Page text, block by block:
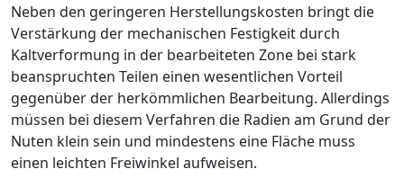
Neben den geringeren Herstellungskosten bringt die
Verstärkung der mechanischen Festigkeit durch
Kaltverformung in der bearbeiteten Zone bei stark
beanspruchten Teilen einen wesentlichen Vorteil
gegenüber der herkömmlichen Bearbeitung. Allerdings
müssen bei diesem Verfahren die Radien am Grund der
Nuten klein sein und mindestens eine Fläche muss
einen leichten Freiwinkel aufweisen.